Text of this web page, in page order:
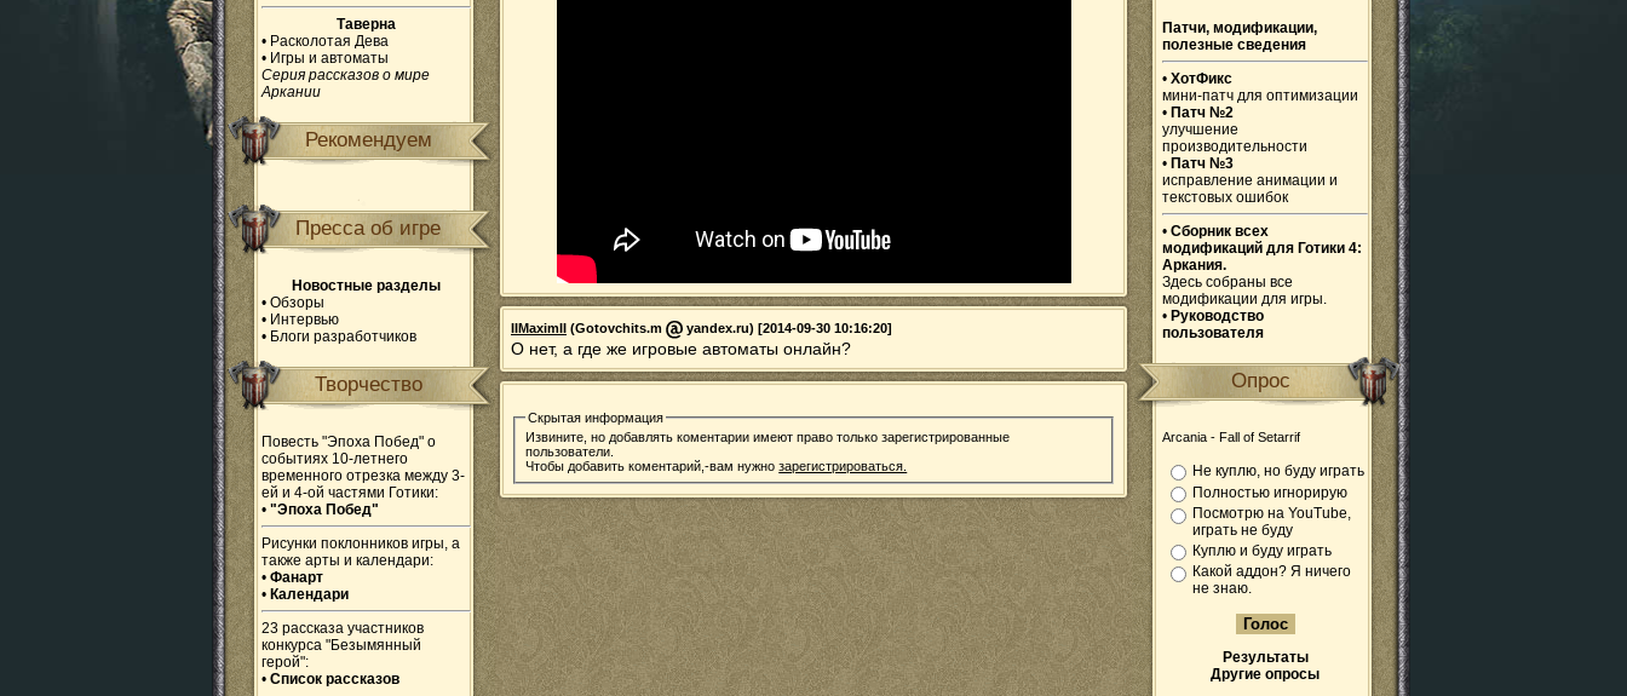
Таверна
• Расколотая Дева
• Игры и автоматы
Серия рассказов о мире
Аркании
Рекомендуем
Пресса об игре
Новостные разделы
• Обзоры
• Интервью
• Блоги разработчиков
Творчество
Повесть "Эпоха Побед" о
событиях 10-летнего
временного отрезка между 3-
ей и 4-ой частями Готики:
• "Эпоха Побед"
Рисунки поклонников игры, а
также арты и календари:
• Фанарт
• Календари
23 рассказа участников
конкурса "Безымянный
герой":
• Список рассказов
IIMaximII (Gotovchits.m yandex.ru) [2014-09-30 10:16:20]
О нет, а где же игровые автоматы онлайн?
Скрытая информация
Извините, но добавлять коментарии имеют право только зарегистрированные
пользователи.
Чтобы добавить коментарий,-вам нужнозарегистрироваться.
Патчи, модификации,
полезные сведения
• ХотФикс
мини-патч для оптимизации
• Патч №2
улучшение
производительности
• Патч №3
исправление анимации и
текстовых ошибок
• Сборник всех
модификаций для Готики 4:
Аркания.
Здесь собраны все
модификации для игры.
• Руководство
пользователя
Опрос
Arcania - Fall of Setarrif
Не куплю, но буду играть
Полностью игнорирую
Посмотрю на YouTube,
играть не буду
Куплю и буду играть
Какой аддон? Я ничего
не знаю.
Результаты
Другие опросы